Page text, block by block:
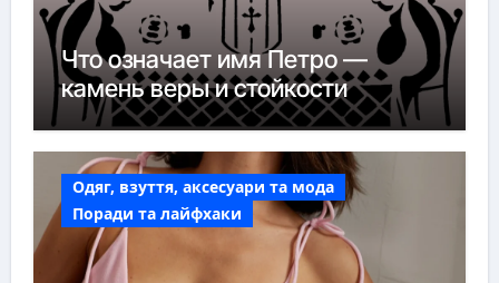
Что означает имя Петро —
камень веры и стойкости
Одяг, взуття, аксесуари та мода
Поради та лайфхаки